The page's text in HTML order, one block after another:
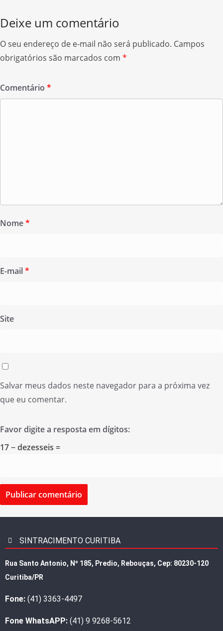
Deixe um comentário
O seu endereço de e-mail não será publicado. Campos
obrigatórios são marcados com *
Comentário *
Nome*
E-mail*
Site
Salvar meus dados neste navegador para a próxima vez
que eu comentar.
Favor digite a resposta em dígitos:
17 − dezesseis =
SINTRACIMENTO CURITIBA
Rua Santo Antonio, Nº 185, Predio, Rebouças, Cep: 80230-120
Curitiba/PR
Fone: (41) 3363-4497
Fone WhatsAPP: (41) 9 9268-5612